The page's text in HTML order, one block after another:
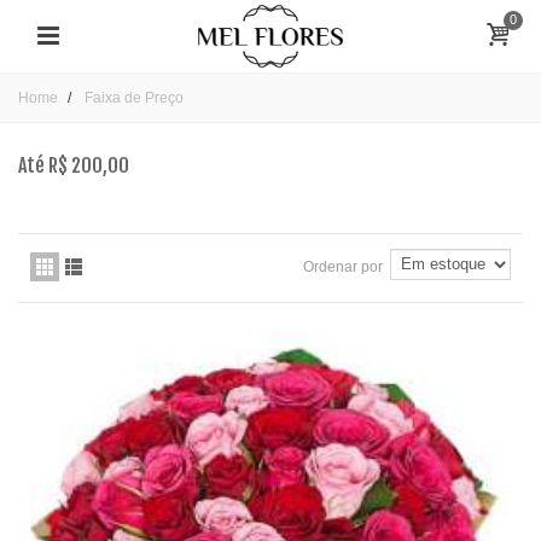
0
Home Faixa de Preço
Até R$ 200,00
Ordenar por